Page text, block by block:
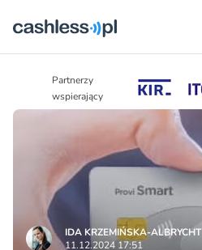
Partnerzy
wspierający
IDA KRZEMIŃSKA-ALBRYCHT
11.12.2024 17:51